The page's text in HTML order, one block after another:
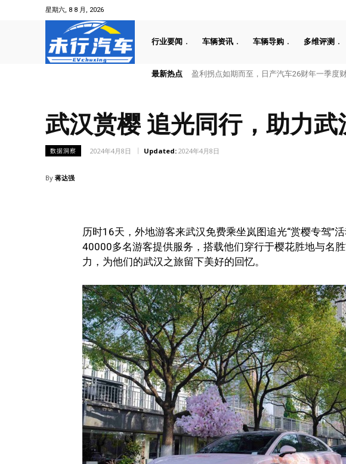
星期六, 8 8 月, 2026
行业要闻 车辆资讯 车辆导购 多维评测
最新热点 工信部发布新一轮新车公告，埃安Ray 7引发
盈利拐点如期而至，日产汽车26财年一季度财报
武汉赏樱 追光同行，助力武
数据洞察 2024年4月8日 Updated: 2024年4月8日
By 蒋达强
历时16天，外地游客来武汉免费乘坐岚图追光“赏樱专驾”
40000多名游客提供服务，搭载他们穿行于樱花胜地与名
力，为他们的武汉之旅留下美好的回忆。